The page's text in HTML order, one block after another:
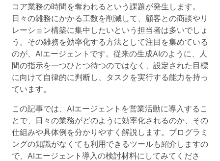
コア業務の時間を奪われるという課題が発生します。
日々の雑務にかかる工数を削減して、顧客との商談やリ
レーション構築に集中したいという担当者は多いでしょ
う。その雑務を効率化する方法として注目を集めている
のが、AIエージェントです。従来の生成AIのように、人
間の指示を一つひとつ待つのではなく、設定された目標
に向けて自律的に判断し、タスクを実行する能力を持っ
ています。
この記事では、AIエージェントを営業活動に導入するこ
とで、日々の業務がどのように効率化されるのか、その
仕組みや具体例を分かりやすく解説します。プログラミ
ングの知識がなくても利用できるツールも紹介しますの
で、AIエージェント導入の検討材料にしてみてくださ